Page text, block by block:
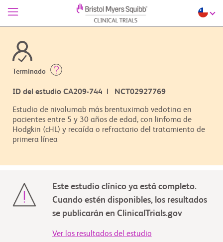
Terminado
ID del estudio CA209-744 | NCT02927769
Estudio de nivolumab más brentuximab vedotina en
pacientes entre 5 y 30 años de edad, con linfoma de
Hodgkin (cHL) y recaída o refractario del tratamiento de
primera línea
Este estudio clínico ya está completo.
Cuando estén disponibles, los resultados
se publicarán en ClinicalTrials.gov
Ver los resultados del estudio